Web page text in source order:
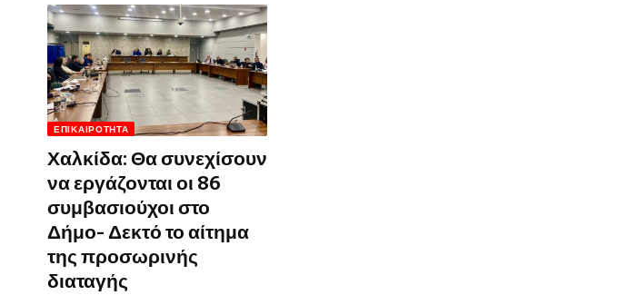
ΕΠΙΚΑΙΡΌΤΗΤΑ
Χαλκίδα: Θα συνεχίσουν
να εργάζονται οι 86
συμβασιούχοι στο
Δήμο- Δεκτό το αίτημα
της προσωρινής
διαταγής